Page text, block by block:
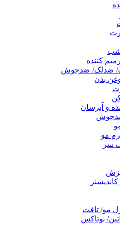
شب
کننده
ضدلک/ ضدجوش
بدن
و آبرسان
مو
سر
مو/ تافت
بوتاکس